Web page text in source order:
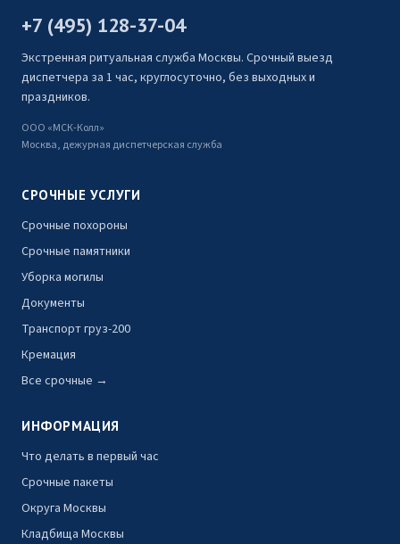
+7 (495) 128-37-04
Экстренная ритуальная служба Москвы. Срочный выезд
диспетчера за 1 час, круглосуточно, без выходных и
праздников.
ООО «МСК-Колл»
Москва, дежурная диспетчерская служба
СРОЧНЫЕ УСЛУГИ
Срочные похороны
Срочные памятники
Уборка могилы
Документы
Транспорт груз-200
Кремация
Все срочные →
ИНФОРМАЦИЯ
Что делать в первый час
Срочные пакеты
Округа Москвы
Кладбища Москвы